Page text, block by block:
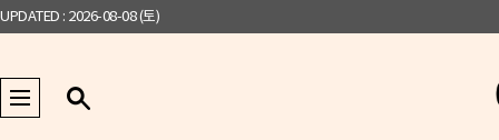
UPDATED : 2026-08-08 (토)